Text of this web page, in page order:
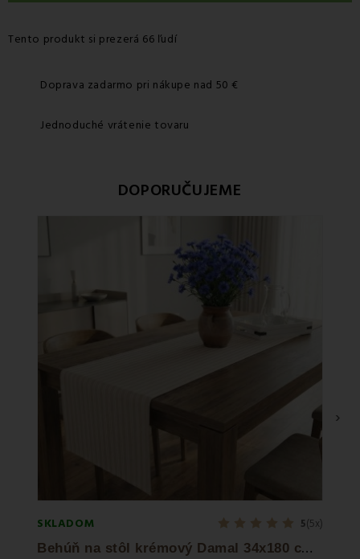
Tento produkt si prezerá 66 ľudí
Doprava zadarmo pri nákupe nad 50 €
Jednoduché vrátenie tovaru
DOPORUČUJEME
SKLADOM 5(5x)
B
ehúň na stôl krémový Damal 34x180 cm EMI
›